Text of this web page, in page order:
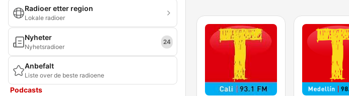
Radioer etter region
Lokale radioer
Nyheter
Nyhetsradioer
24
Anbefalt
Liste over de beste radioene
Podcasts